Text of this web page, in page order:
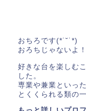
おちろです(*˙˘˙*)
おろちじゃないよ
好きな台を楽しむ
した。
専業や兼業といっ
とくくられる類の